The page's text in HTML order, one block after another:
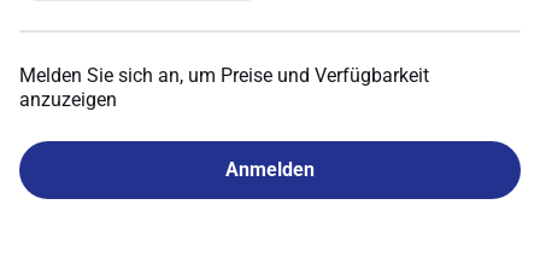
Melden Sie sich an, um Preise und Verfügbarkeit
anzuzeigen
Anmelden